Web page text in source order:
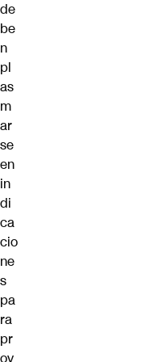
de
be
n
pl
as
m
ar
se
en
in
di
ca
cio
ne
s
pa
ra
pr
oy